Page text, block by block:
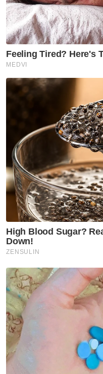
Sungguhpun
mereka tetap
walaupun ada
perut kerana ada
sudah berumah
Katanya, bagi
hidup dia
keluarga dengan
getah bagi
terus berasap.
"Beban hidup kami
apabila mendapat
daripada Jabatan
"Setiap dua